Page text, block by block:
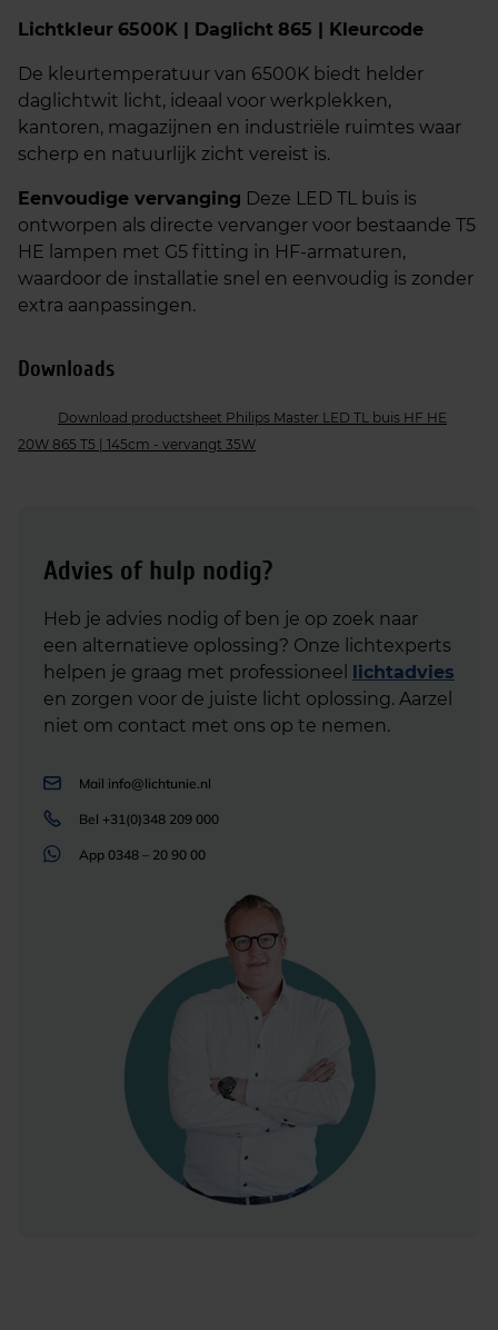
Lichtkleur 6500K | Daglicht 865 | Kleurcode
De kleurtemperatuur van 6500K biedt helder
daglichtwit licht, ideaal voor werkplekken,
kantoren, magazijnen en industriële ruimtes waar
scherp en natuurlijk zicht vereist is.​
Eenvoudige vervanging Deze LED TL buis is
ontworpen als directe vervanger voor bestaande T5
HE lampen met G5 fitting in HF-armaturen,
waardoor de installatie snel en eenvoudig is zonder
extra aanpassingen.
Downloads
Download productsheet Philips Master LED TL buis HF HE
20W 865 T5 | 145cm - vervangt 35W
Advies of hulp nodig?
Heb je advies nodig of ben je op zoek naar
een alternatieve oplossing? Onze lichtexperts
helpen je graag met professioneel lichtadvies
en zorgen voor de juiste licht oplossing. Aarzel
niet om contact met ons op te nemen.
Mail info@lichtunie.nl
Bel +31(0)348 209 000
App 0348 – 20 90 00